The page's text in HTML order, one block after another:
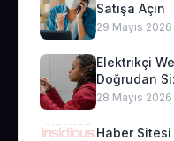
Satışa Açın
29 Mayıs 2026
Elektrikçi
Doğrudan
28 Mayıs 2026
Haber Sitesi